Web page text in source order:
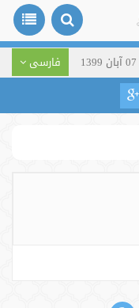
فارسی